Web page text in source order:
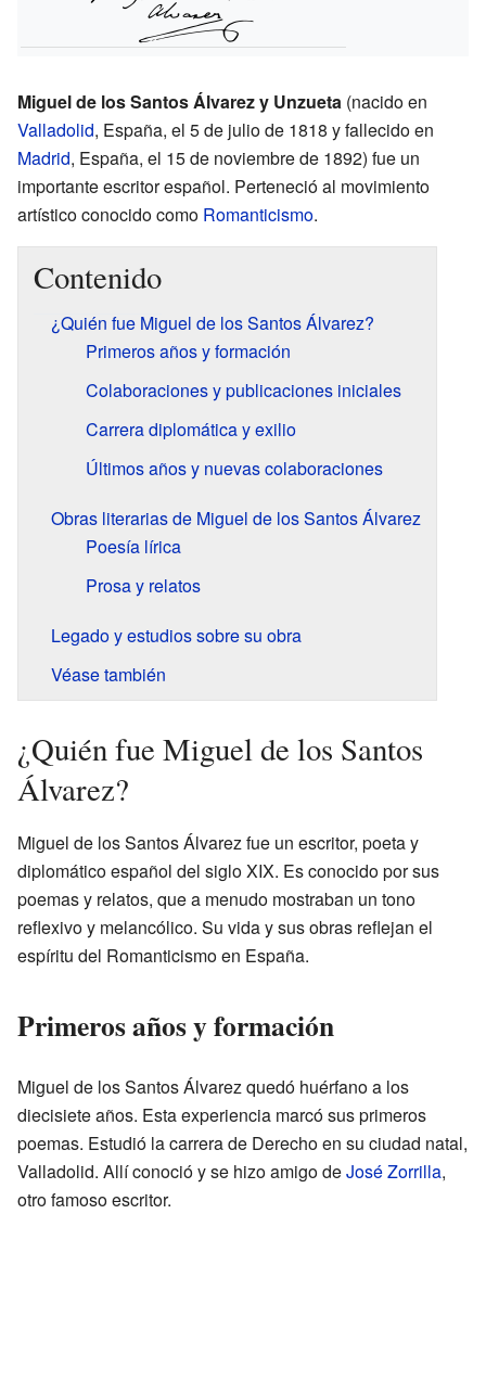
Miguel de los Santos Álvarez y Unzueta (nacido en
Valladolid, España, el 5 de julio de 1818 y fallecido en
Madrid, España, el 15 de noviembre de 1892) fue un
importante escritor español. Perteneció al movimiento
artístico conocido como Romanticismo.
Contenido
¿Quién fue Miguel de los Santos Álvarez?
Primeros años y formación
Colaboraciones y publicaciones iniciales
Carrera diplomática y exilio
Últimos años y nuevas colaboraciones
Obras literarias de Miguel de los Santos Álvarez
Poesía lírica
Prosa y relatos
Legado y estudios sobre su obra
Véase también
¿Quién fue Miguel de los Santos
Álvarez?
Miguel de los Santos Álvarez fue un escritor, poeta y
diplomático español del siglo XIX. Es conocido por sus
poemas y relatos, que a menudo mostraban un tono
reflexivo y melancólico. Su vida y sus obras reflejan el
espíritu del Romanticismo en España.
Primeros años y formación
Miguel de los Santos Álvarez quedó huérfano a los
diecisiete años. Esta experiencia marcó sus primeros
poemas. Estudió la carrera de Derecho en su ciudad natal,
Valladolid. Allí conoció y se hizo amigo deJosé Zorrilla,
otro famoso escritor.